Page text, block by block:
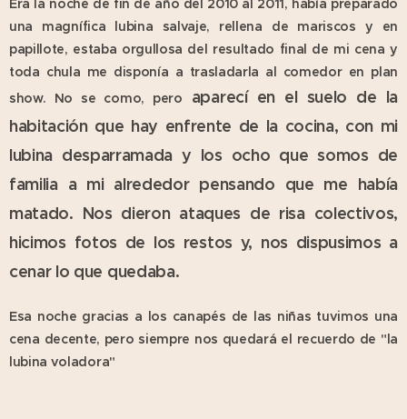
Era la noche de fin de año del 2010 al 2011, había preparado
una magnífica lubina salvaje, rellena de mariscos y en
papillote, estaba orgullosa del resultado final de mi cena y
toda chula me disponía a trasladarla al comedor en plan
show. No se como, pero
aparecí en el suelo de la
habitación que hay enfrente de la cocina, con mi
lubina desparramada y los ocho que somos de
familia a mi alrededor pensando que me había
matado. Nos dieron ataques de risa colectivos,
hicimos fotos de los restos y, nos dispusimos a
cenar lo que quedaba.
Esa noche gracias a los canapés de las niñas tuvimos una
cena decente, pero siempre nos quedará el recuerdo de "la
lubina voladora"